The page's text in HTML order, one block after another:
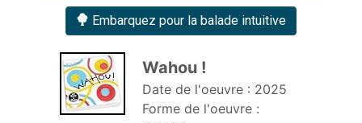
Embarquez pour la balade intuitive
Wahou !
Date de l'oeuvre : 2025
Forme de l'oeuvre :